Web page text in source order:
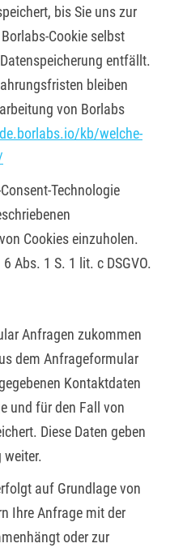
bis Sie uns zur
Cookie selbst
entfällt.
bleiben
von Borlabs
kb/welche-
Technologie
Cookies einzuholen.
Abs. 1 S. 1 lit. c DSGVO.
Anfragen zukommen
dem Anfrageformular
Kontaktdaten
und für den Fall von
Diese Daten geben
auf Grundlage von
Ihre Anfrage mit der
oder zur